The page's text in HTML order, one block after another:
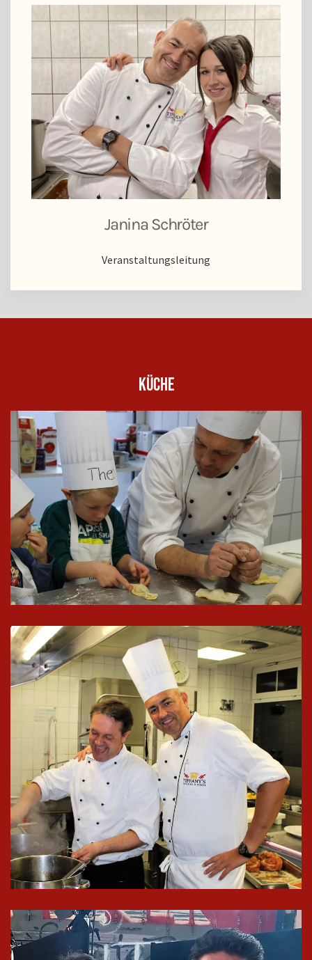
Janina Schröter
Veranstaltungsleitung
Küche
In groß
ansehen
In groß
ansehen